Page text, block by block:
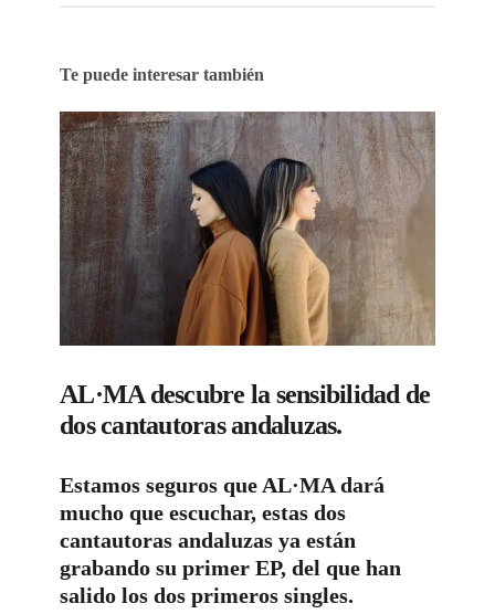
Te puede interesar también
AL·MA descubre la sensibilidad de
dos cantautoras andaluzas.
Estamos seguros que AL·MA dará
mucho que escuchar, estas dos
cantautoras andaluzas ya están
grabando su primer EP, del que han
salido los dos primeros singles.